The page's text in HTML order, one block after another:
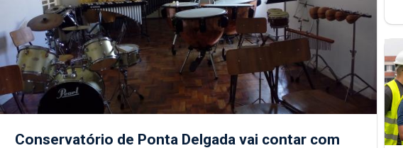
Conservatório de Ponta Delgada vai contar com